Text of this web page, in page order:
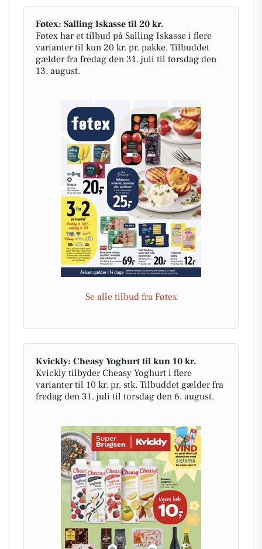
Føtex: Salling Iskasse til 20 kr.
Føtex har et tilbud på Salling Iskasse i flere
varianter til kun 20 kr. pr. pakke. Tilbuddet
gælder fra fredag den 31. juli til torsdag den
13. august.
Se alle tilbud fra Føtex
Kvickly: Cheasy Yoghurt til kun 10 kr.
Kvickly tilbyder Cheasy Yoghurt i flere
varianter til 10 kr. pr. stk. Tilbuddet gælder fra
fredag den 31. juli til torsdag den 6. august.